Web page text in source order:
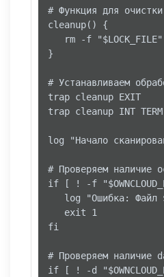
# Функция для
cleanup() {
   rm -f "$LOCK_FILE"
}
# Устанавливаем
trap cleanup EXIT
trap cleanup INT TERM
log "Начало
# Проверяем наличие
if [ ! -f
log "Ошибка: Файл
   exit 1
fi
# Проверяем наличие
if [ ! -d